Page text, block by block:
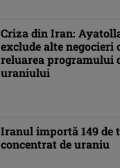
Criza din Iran:
exclude alte negocieri
reluarea programului
uraniului
Iranul importă 149 de
concentrat de uraniu